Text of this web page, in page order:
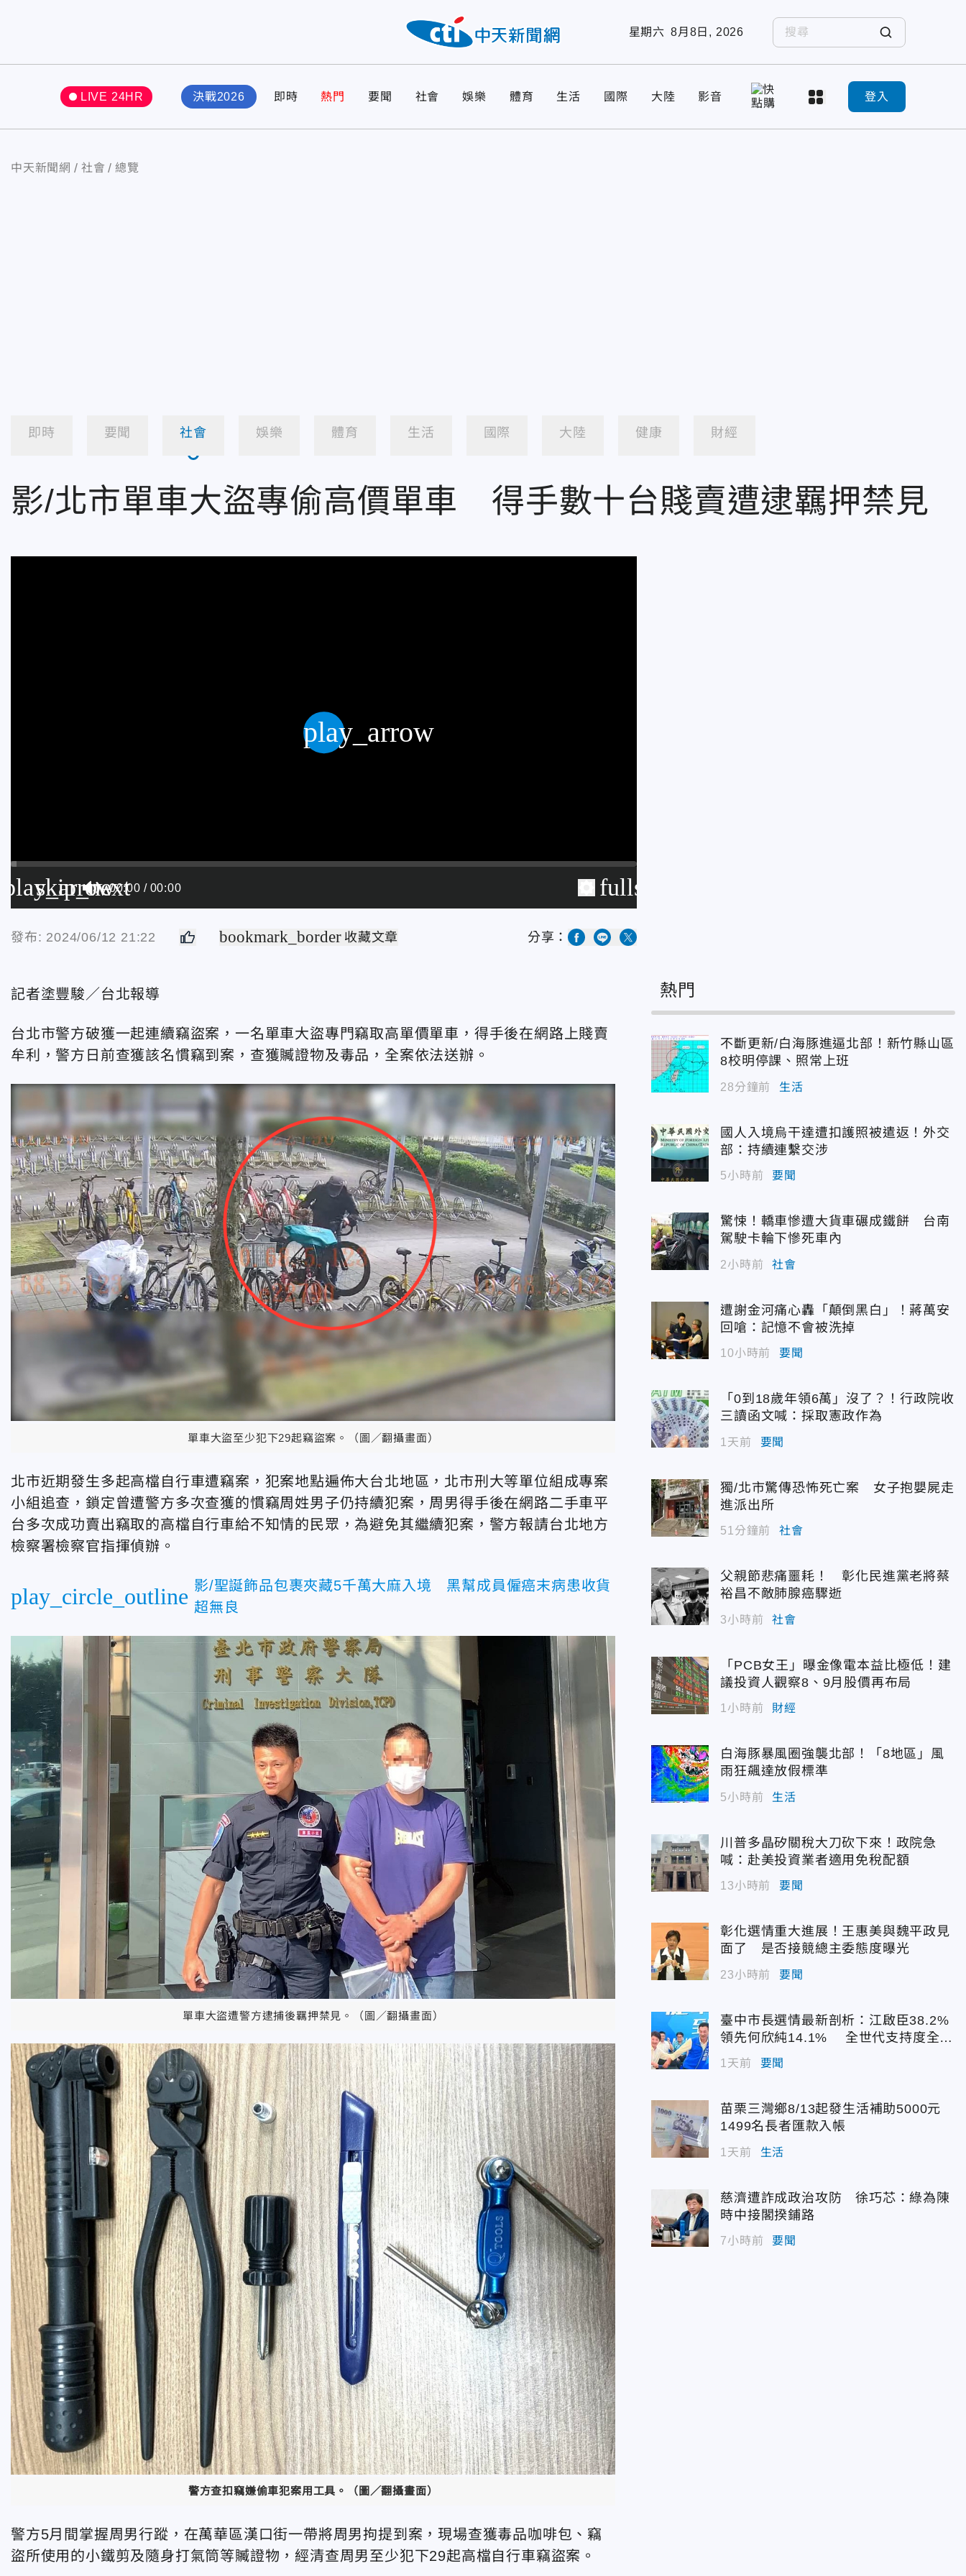
星期六 8月8日, 2026
LIVE 24HR 決戰2026 即時 熱門 要聞 社會 娛樂 體育 生活 國際 大陸 影音 登入
中天新聞網 社會 總覽
即時 要聞 社會 娛樂 體育 生活 國際 大陸 健康 財經
影/北市單車大盜專偷高價單車 得手數十台賤賣遭逮羈押禁見
play_arrow
skip_next
00:00 00:00 fullscreen
play_arrow
發布: 2024/06/12 21:22 bookmark_border 收藏文章 分享：
記者塗豐駿／台北報導
台北市警方破獲一起連續竊盜案，一名單車大盜專門竊取高單價單車，得手後在網路上賤賣
牟利，警方日前查獲該名慣竊到案，查獲贓證物及毒品，全案依法送辦。
單車大盜至少犯下29起竊盜案。（圖／翻攝畫面）
北市近期發生多起高檔自行車遭竊案，犯案地點遍佈大台北地區，北市刑大等單位組成專案
小組追查，鎖定曾遭警方多次查獲的慣竊周姓男子仍持續犯案，周男得手後在網路二手車平
台多次成功賣出竊取的高檔自行車給不知情的民眾，為避免其繼續犯案，警方報請台北地方
檢察署檢察官指揮偵辦。
play_circle_outline 影/聖誕飾品包裹夾藏5千萬大麻入境 黑幫成員僱癌末病患收貨
超無良
單車大盜遭警方逮捕後羈押禁見。（圖／翻攝畫面）
警方查扣竊嫌偷車犯案用工具。（圖／翻攝畫面）
警方5月間掌握周男行蹤，在萬華區漢口街一帶將周男拘提到案，現場查獲毒品咖啡包、竊
盜所使用的小鐵剪及隨身打氣筒等贓證物，經清查周男至少犯下29起高檔自行車竊盜案。
熱門
不斷更新/白海豚進逼北部！新竹縣山區
8校明停課、照常上班
28分鐘前 生活
國人入境烏干達遭扣護照被遣返！外交
部：持續連繫交涉
5小時前 要聞
驚悚！轎車慘遭大貨車碾成鐵餅 台南
駕駛卡輪下慘死車內
2小時前 社會
遭謝金河痛心轟「顛倒黑白」！蔣萬安
回嗆：記憶不會被洗掉
10小時前 要聞
「0到18歲年領6萬」沒了？！行政院收
三讀函文喊：採取憲政作為
1天前 要聞
獨/北市驚傳恐怖死亡案 女子抱嬰屍走
進派出所
51分鐘前 社會
父親節悲痛噩耗！ 彰化民進黨老將蔡
裕昌不敵肺腺癌驟逝
3小時前 社會
「PCB女王」曝金像電本益比極低！建
議投資人觀察8、9月股價再布局
1小時前 財經
白海豚暴風圈強襲北部！「8地區」風
雨狂飆達放假標準
5小時前 生活
川普多晶矽關稅大刀砍下來！政院急
喊：赴美投資業者適用免稅配額
13小時前 要聞
彰化選情重大進展！王惠美與魏平政見
面了 是否接競總主委態度曝光
23小時前 要聞
臺中市長選情最新剖析：江啟臣38.2%
領先何欣純14.1% 全世代支持度全面
居首
1天前 要聞
苗栗三灣鄉8/13起發生活補助5000元
1499名長者匯款入帳
1天前 生活
慈濟遭詐成政治攻防 徐巧芯：綠為陳
時中接閣揆鋪路
7小時前 要聞